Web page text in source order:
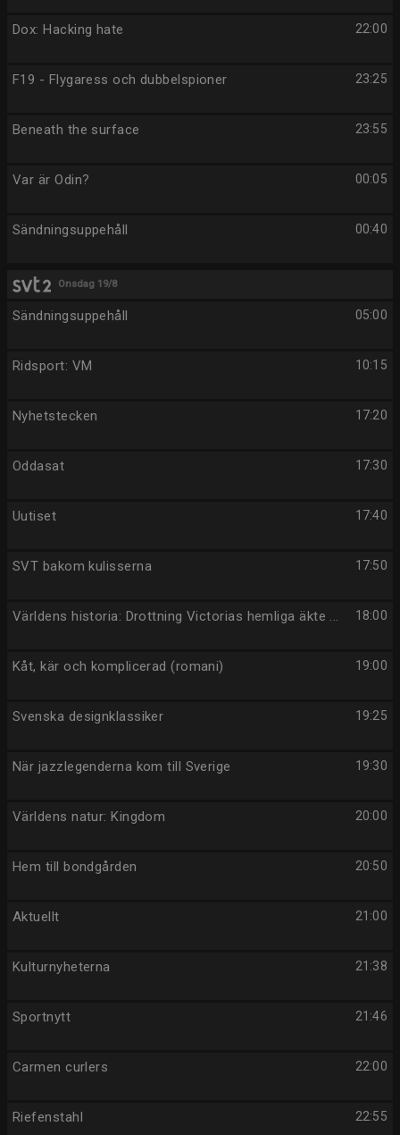
22:00
Dox: Hacking hate
23:25
F19 - Flygaress och dubbelspioner
23:55
Beneath the surface
00:05
Var är Odin?
00:40
Sändningsuppehåll
Onsdag 19/8
05:00
Sändningsuppehåll
10:15
Ridsport: VM
17:20
Nyhetstecken
17:30
Oddasat
17:40
Uutiset
17:50
SVT bakom kulisserna
18:00
Världens historia: Drottning Victorias hemliga äkte ...
19:00
Kåt, kär och komplicerad (romani)
19:25
Svenska designklassiker
19:30
När jazzlegenderna kom till Sverige
20:00
Världens natur: Kingdom
20:50
Hem till bondgården
21:00
Aktuellt
21:38
Kulturnyheterna
21:46
Sportnytt
22:00
Carmen curlers
22:55
Riefenstahl